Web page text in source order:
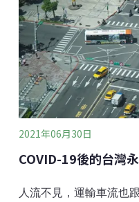
球第36名，比起鄰國中
（91）來得高。穆迪棋
出，2040年全球受洪災
區域多承受複合性災難
災之威脅較為嚴重，歸
織（CWR）則
2021年06月30日
COVID-19後的台灣
人流不見，運輸車流也